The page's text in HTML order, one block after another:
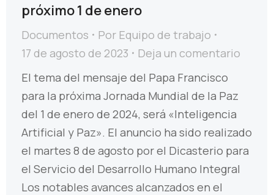
próximo 1 de enero
Documentos Por Equipo de trabajo
17 de agosto de 2023
Deja un comentario
El tema del mensaje del Papa Francisco
para la próxima Jornada Mundial de la Paz
del 1 de enero de 2024, será «Inteligencia
Artificial y Paz». El anuncio ha sido realizado
el martes 8 de agosto por el Dicasterio para
el Servicio del Desarrollo Humano Integral
Los notables avances alcanzados en el